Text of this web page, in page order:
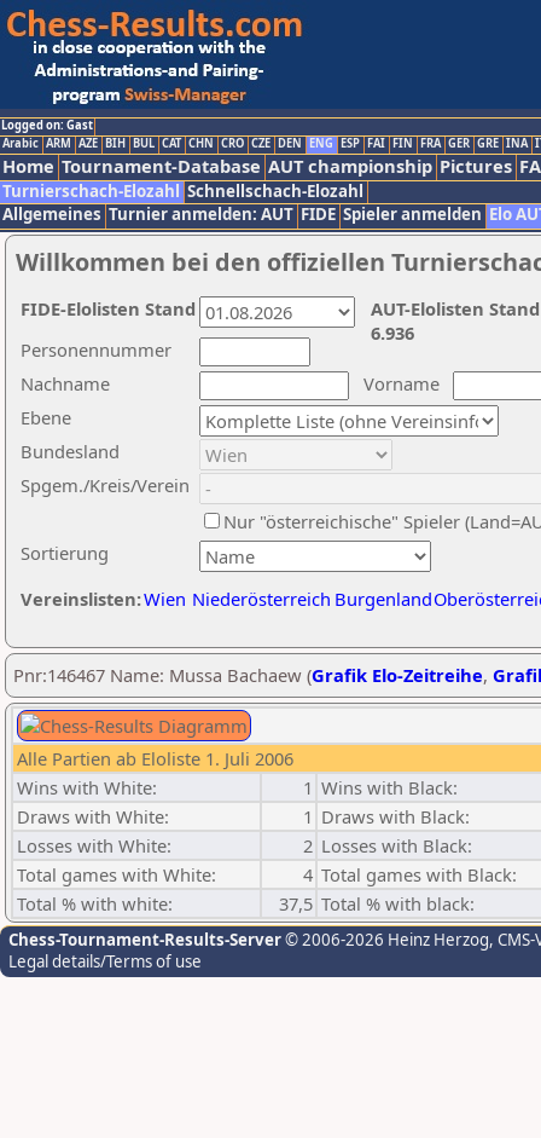
Logged on: Gast
Arabic ARM AZE BIH BUL CAT CHN CRO CZE DEN ENG ESP FAI FIN FRA GER GRE INA
Home Tournament-Database AUT championship Pictures
Turnierschach-Elozahl Schnellschach-Elozahl
Allgemeines Turnier anmelden: AUT FIDE Spieler anmelden Elo
Willkommen bei den offiziellen
Nachname
Vorname
Ebene
Sortierung
Personennummer
Bundesland
Spgem./Kreis/Verein
Nur "österreichische" Spieler
Vereinslisten:Wien Niederösterreich Burgenland
AUT-Elolisten
6.936
FIDE-Elolisten Stand
Pnr:146467 Name: Mussa Bachaew (Grafik Elo-Zeitreihe,
Alle Partien ab Eloliste 1. Juli 2006
Wins with White:
1 Wins with Black:
Draws with White:
1 Draws with Black:
Losses with White:
2 Losses with Black:
Total games with White:
4 Total games with Black:
Total % with white:
37,5 Total % with black:
Chess-Tournament-Results-Server© 2006-2026 Heinz Herzog,
Legal details/Terms of use